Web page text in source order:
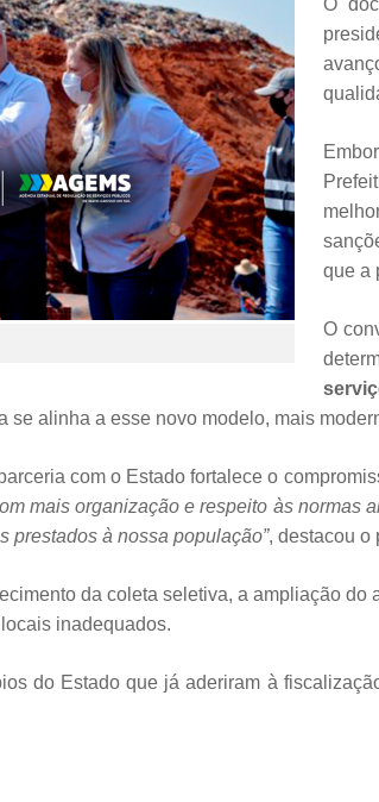
O
que a
O
alinha a esse novo modelo, mais
com o Estado fortalece o
mais organização e respeito às
prestados à nossa população”, destacou o
da coleta seletiva, a ampliação
inadequados.
do Estado que já aderiram à